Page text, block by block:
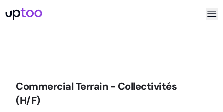
Commercial Terrain - Collectivités
(H/F)